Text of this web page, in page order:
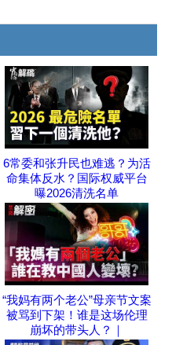
6常委和张升民也难逃？为活
命集体反水？国际权威平台
曝2026清洗名单
“我妈有两个老公”母亲节文案
被骂到下架！谁是这场伦理
崩坏的带头人？｜